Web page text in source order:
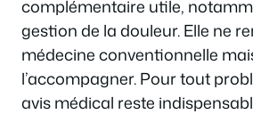
complémentaire utile,
gestion de la douleur. Elle ne
médecine conventionnelle
l’accompagner. Pour tout
avis médical reste